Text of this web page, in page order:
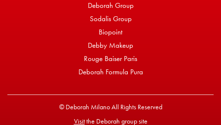
Deborah Group
Sodalis Group
Biopoint
Debby Makeup
Rouge Baiser Paris
Deborah Formula Pura
© Deborah Milano All Rights Reserved
Visitthe Deborah group site